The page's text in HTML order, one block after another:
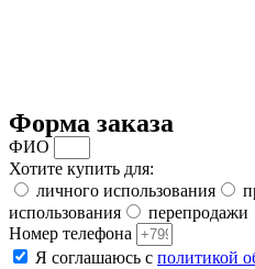
Форма заказа
ФИО
Хотите купить для:
личного использования
использования
перепродажи
Номер телефона
Я соглашаюсь с политикой